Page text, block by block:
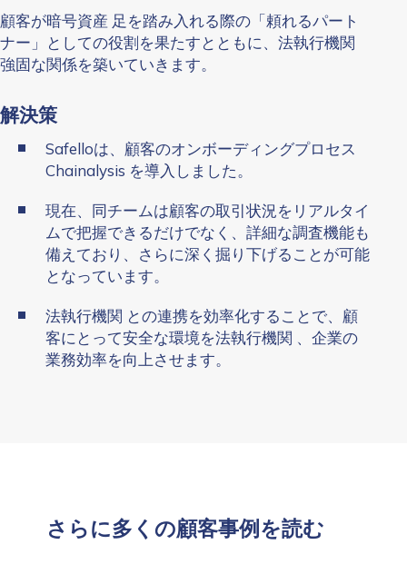
顧客が暗号資産 足を踏み入れる際の「頼れるパート
ナー」としての役割を果たすとともに、法執行機関
強固な関係を築いていきます。
解決策
Safelloは、顧客のオンボーディングプロセス
Chainalysis を導入しました。
現在、同チームは顧客の取引状況をリアルタイ
ムで把握できるだけでなく、詳細な調査機能も
備えており、さらに深く掘り下げることが可能
となっています。
法執行機関 との連携を効率化することで、顧
客にとって安全な環境を法執行機関 、企業の
業務効率を向上させます。
さらに多くの顧客事例を読む